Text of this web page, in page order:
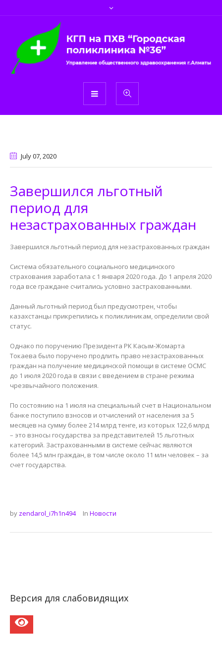
July 07, 2020
Завершился льготный
период для
незастрахованных граждан
Завершился льготный период для незастрахованных граждан
Система обязательного социального медицинского
страхования заработала с 1 января 2020 года. До 1 апреля 2020
года все граждане считались условно застрахованными.
Данный льготный период был предусмотрен, чтобы
казахстанцы прикрепились к поликлиникам, определили свой
статус.
Однако по поручению Президента РК Касым-Жомарта
Токаева было поручено продлить право незастрахованных
граждан на получение медицинской помощи в системе ОСМС
до 1 июля 2020 года в связи с введением в стране режима
чрезвычайного положения.
По состоянию на 1 июля на специальный счет в Национальном
банке поступило взносов и отчислений от населения за 5
месяцев на сумму более 214 млрд тенге, из которых 122,6 млрд
– это взносы государства за представителей 15 льготных
категорий. Застрахованными в системе сейчас являются
более 14,5 млн граждан, в том числе около 11 млн человек – за
счет государства.
by zendarol_i7h1n494 In Новости
Версия для слабовидящих